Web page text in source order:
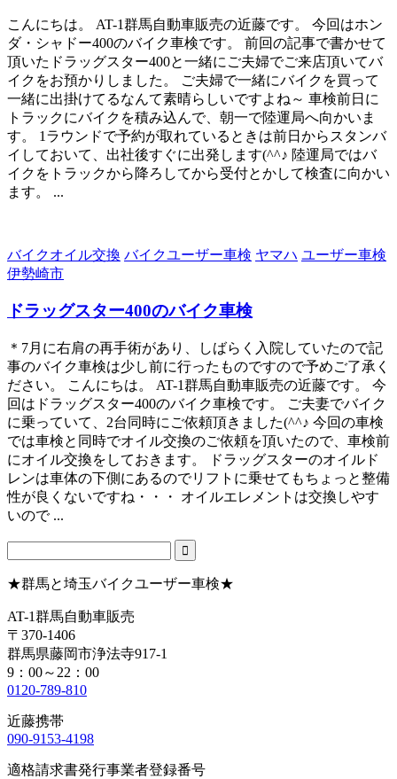
こんにちは。 AT-1群馬自動車販売の近藤です。 今回はホン
ダ・シャドー400のバイク車検です。 前回の記事で書かせて
頂いたドラッグスター400と一緒にご夫婦でご来店頂いてバ
イクをお預かりしました。 ご夫婦で一緒にバイクを買って
一緒に出掛けてるなんて素晴らしいですよね～ 車検前日に
トラックにバイクを積み込んで、朝一で陸運局へ向かいま
す。 1ラウンドで予約が取れているときは前日からスタンバ
イしておいて、出社後すぐに出発します(^^♪ 陸運局ではバ
イクをトラックから降ろしてから受付とかして検査に向かい
ます。 ...
バイクオイル交換 バイクユーザー車検 ヤマハ ユーザー車検
伊勢崎市
ドラッグスター400のバイク車検
＊7月に右肩の再手術があり、しばらく入院していたので記
事のバイク車検は少し前に行ったものですので予めご了承く
ださい。 こんにちは。 AT-1群馬自動車販売の近藤です。 今
回はドラッグスター400のバイク車検です。 ご夫妻でバイク
に乗っていて、2台同時にご依頼頂きました(^^♪ 今回の車検
では車検と同時でオイル交換のご依頼を頂いたので、車検前
にオイル交換をしておきます。 ドラッグスターのオイルド
レンは車体の下側にあるのでリフトに乗せてもちょっと整備
性が良くないですね・・・ オイルエレメントは交換しやす
いので ...
★群馬と埼玉バイクユーザー車検★
AT-1群馬自動車販売
〒370-1406
群馬県藤岡市浄法寺917-1
9：00～22：00
0120-789-810
近藤携帯
090-9153-4198
適格請求書発行事業者登録番号